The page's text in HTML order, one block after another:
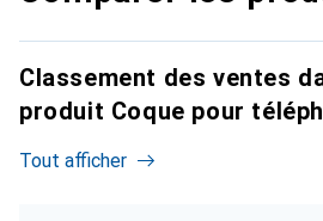
Classement des ventes
produit Coque pour
Tout afficher